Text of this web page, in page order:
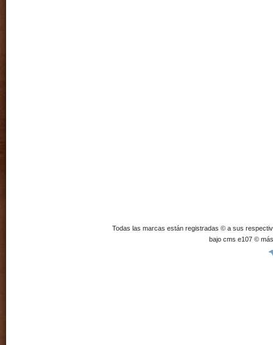
Todas las marcas están registradas © a sus
bajo cms e107 ©